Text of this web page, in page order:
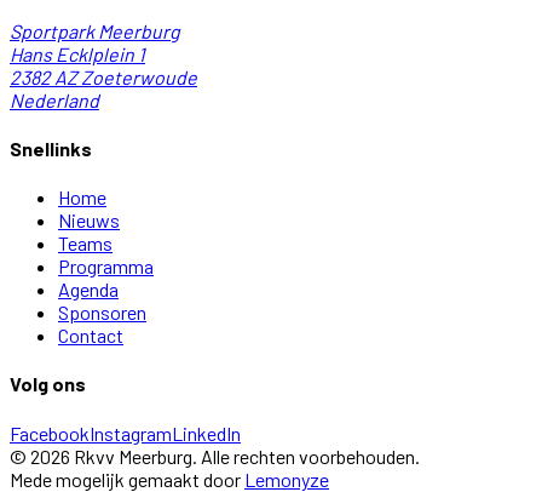
Sportpark Meerburg
Hans Ecklplein 1
2382 AZ Zoeterwoude
Nederland
Snellinks
Home
Nieuws
Teams
Programma
Agenda
Sponsoren
Contact
Volg ons
FacebookInstagramLinkedIn
© 2026 Rkvv Meerburg . Alle rechten voorbehouden.
Mede mogelijk gemaakt door Lemonyze